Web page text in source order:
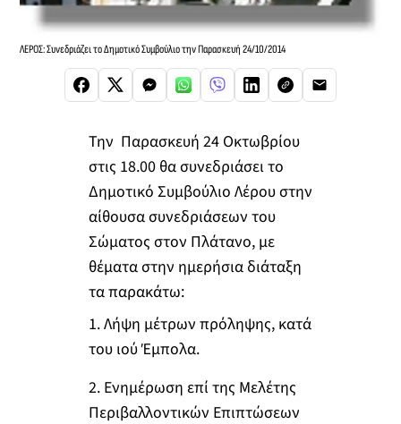
ΛΕΡΟΣ: Συνεδριάζει το Δημοτικό Συμβούλιο την Παρασκευή 24/10/2014
Την Παρασκευή 24 Οκτωβρίου
στις 18.00 θα συνεδριάσει το
Δημοτικό Συμβούλιο Λέρου στην
αίθουσα συνεδριάσεων του
Σώματος στον Πλάτανο, με
θέματα στην ημερήσια διάταξη
τα παρακάτω:
1. Λήψη μέτρων πρόληψης, κατά
του ιού Έμπολα.
2. Ενημέρωση επί της Μελέτης
Περιβαλλοντικών Επιπτώσεων